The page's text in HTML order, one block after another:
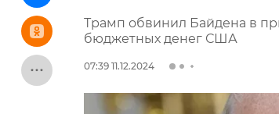
Трамп обвинил Байдена в
бюджетных денег США
07:39 11.12.2024